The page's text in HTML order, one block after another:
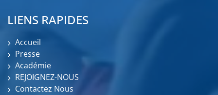
LIENS RAPIDES
Accueil
Presse
Académie
REJOIGNEZ-NOUS
Contactez Nous